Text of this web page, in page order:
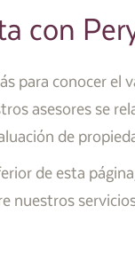
con
para conocer el
asesores se
de
de esta
nuestros